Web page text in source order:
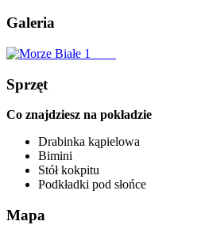
Galeria
Sprzęt
Co znajdziesz na pokładzie
Drabinka kąpielowa
Bimini
Stół kokpitu
Podkładki pod słońce
Mapa